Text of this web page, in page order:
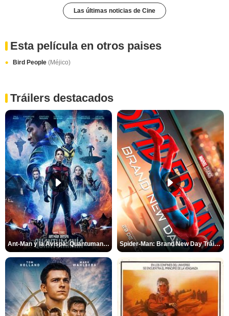
Las últimas noticias de Cine
Esta película en otros paises
Bird People (Méjico)
Tráilers destacados
Ant-Man y la Avispa: Quantumanía Tráiler (2) Spider-Man: Brand New Day Tráiler (3)